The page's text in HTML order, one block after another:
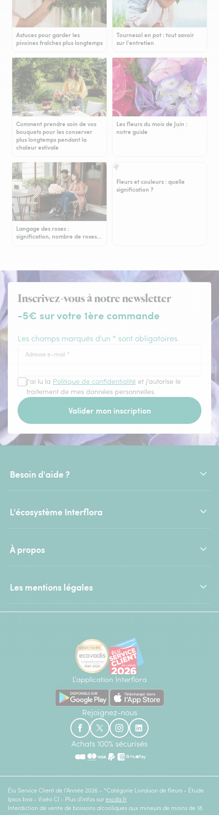
Astuces pour garder les
pivoines fraîches plus longtemps
Tournesol en pot : tout savoir
sur l'entretien
Comment prendre soin de vos
bouquets pour les conserver
plus longtemps pendant la
chaleur estivale
Les fleurs du mois de Juin :
notre guide
Langage des roses :
signification, nombre de roses…
Fleurs et couleurs : quelle
signification ?
Inscrivez-vous à notre newsletter
-5€ sur votre 1ère commande
Les champs marqués d'un * sont obligatoires.
Adresse e-mail *
J'ai lu la Politique de confidentialité et j'autorise le
traitement de mes données personnelles.
Valider mon inscription
Besoin d'aide ?
L'écosystème Interflora
À propos
Les mentions légales
L'application Interflora
Rejoignez-nous
Achats 100% sécurisés
Élu Service Client de l'Année 2026 - *Catégorie Livraison de fleurs - Étude
Ipsos bva - Viséo CI - Plus d'infos sur escda.fr
Interdiction de vente de boissons alcooliques aux mineurs de moins de 18